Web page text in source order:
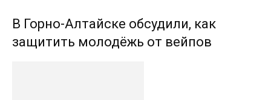
В Горно-Алтайске обсудили, как
защитить молодёжь от вейпов